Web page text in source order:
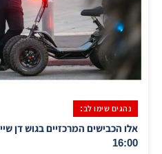
נהגים שימו לב:
אלו הכבישים המרכזיים בגוש דן
16:00